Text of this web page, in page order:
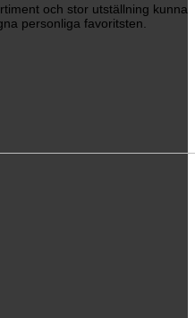
och stor utställning kunna
personliga favoritsten.